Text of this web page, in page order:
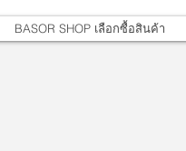
BASOR SHOP เลือกซื้อสินค้า